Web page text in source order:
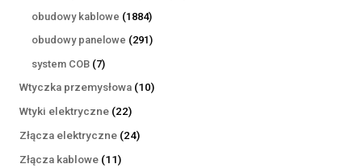
obudowy kablowe 18841884
produkty
obudowy panelowe 291291
system COB 77
produktów
Wtyczka przemysłowa 1010
Wtyki elektryczne 2222
produkty
Złącza elektryczne 2424
Złącza kablowe 1111